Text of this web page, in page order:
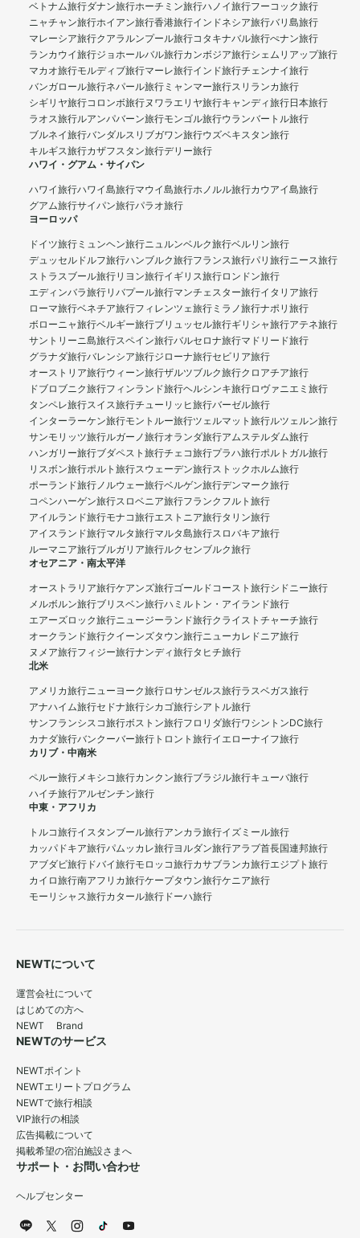
ベトナム旅行ダナン旅行ホーチミン旅行ハノイ旅行フーコック旅行
ニャチャン旅行ホイアン旅行香港旅行インドネシア旅行バリ島旅行
マレーシア旅行クアラルンプール旅行コタキナバル旅行ぺナン旅行
ランカウイ旅行ジョホールバル旅行カンボジア旅行シェムリアップ旅行
マカオ旅行モルディブ旅行マーレ旅行インド旅行チェンナイ旅行
バンガロール旅行ネパール旅行 ミャンマー旅行スリランカ旅行
シギリヤ旅行コロンボ旅行ヌワラエリヤ旅行キャンディ旅行日本旅行
ラオス旅行ルアンパバーン旅行モンゴル旅行ウランバートル旅行
ブルネイ旅行バンダルスリブガワン旅行ウズベキスタン旅行
キルギス旅行カザフスタン旅行デリー旅行
ハワイ・グアム・サイパン
ハワイ旅行ハワイ島旅行マウイ島旅行ホノルル旅行カウアイ島旅行
グアム旅行サイパン旅行パラオ旅行
ヨーロッパ
ドイツ旅行 ミュンヘン旅行ニュルンベルク旅行ベルリン旅行
デュッセルドルフ旅行ハンブルク旅行フランス旅行パリ旅行ニース旅行
ストラスブール旅行リヨン旅行イギリス旅行ロンドン旅行
エディンバラ旅行リバプール旅行マンチェスター旅行イタリア旅行
ローマ旅行ベネチア旅行フィレンツェ旅行 ミラノ旅行ナポリ旅行
ボローニャ旅行ベルギー旅行ブリュッセル旅行ギリシャ旅行アテネ旅行
サントリーニ島旅行スペイン旅行バルセロナ旅行マドリード旅行
グラナダ旅行バレンシア旅行ジローナ旅行セビリア旅行
オーストリア旅行ウィーン旅行ザルツブルク旅行クロアチア旅行
ドブロブニク旅行フィンランド旅行ヘルシンキ旅行ロヴァニエミ旅行
タンペレ旅行スイス旅行チューリッヒ旅行バーゼル旅行
インターラーケン旅行モントルー旅行ツェルマット旅行ルツェルン旅行
サンモリッツ旅行ルガーノ旅行オランダ旅行アムステルダム旅行
ハンガリー旅行ブダペスト旅行チェコ旅行プラハ旅行ポルトガル旅行
リスボン旅行ポルト旅行スウェーデン旅行ストックホルム旅行
ポーランド旅行ノルウェー旅行ベルゲン旅行デンマーク旅行
コペンハーゲン旅行スロベニア旅行フランクフルト旅行
アイルランド旅行モナコ旅行エストニア旅行タリン旅行
アイスランド旅行マルタ旅行マルタ島旅行スロバキア旅行
ルーマニア旅行ブルガリア旅行ルクセンブルク旅行
オセアニア・南太平洋
オーストラリア旅行ケアンズ旅行ゴールドコースト旅行シドニー旅行
メルボルン旅行ブリスベン旅行ハミルトン・アイランド旅行
エアーズロック旅行ニュージーランド旅行クライストチャーチ旅行
オークランド旅行クイーンズタウン旅行ニューカレドニア旅行
ヌメア旅行フィジー旅行ナンディ旅行タヒチ旅行
北米
アメリカ旅行ニューヨーク旅行ロサンゼルス旅行ラスベガス旅行
アナハイム旅行セドナ旅行シカゴ旅行シアトル旅行
サンフランシスコ旅行ボストン旅行フロリダ旅行ワシントンDC旅行
カナダ旅行バンクーバー旅行 トロント旅行イエローナイフ旅行
カリブ・中南米
ペルー旅行メキシコ旅行カンクン旅行ブラジル旅行キューバ旅行
ハイチ旅行アルゼンチン旅行
中東・アフリカ
トルコ旅行イスタンブール旅行アンカラ旅行イズミール旅行
カッパドキア旅行パムッカレ旅行ヨルダン旅行アラブ首長国連邦旅行
アブダビ旅行 ドバイ旅行モロッコ旅行カサブランカ旅行エジプト旅行
カイロ旅行南アフリカ旅行ケープタウン旅行ケニア旅行
モーリシャス旅行カタール旅行 ドーハ旅行
NEWTについて
運営会社について
はじめての方へ
NEWT Brand
NEWTのサービス
NEWTポイント
NEWTエリートプログラム
NEWTで旅行相談
VIP旅行の相談
広告掲載について
掲載希望の宿泊施設さまへ
サポート・お問い合わせ
ヘルプセンター